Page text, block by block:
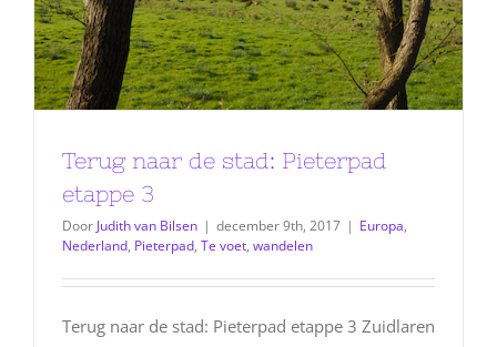
Terug naar de stad: Pieterpad
etappe 3
Door Judith van Bilsen | december 9th, 2017 | Europa,
Nederland, Pieterpad, Te voet, wandelen
Terug naar de stad: Pieterpad etappe 3 Zuidlaren